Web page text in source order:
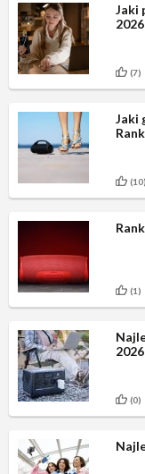
Jaki
2026
(7)
Jaki
(10)
(1)
2026
(0)